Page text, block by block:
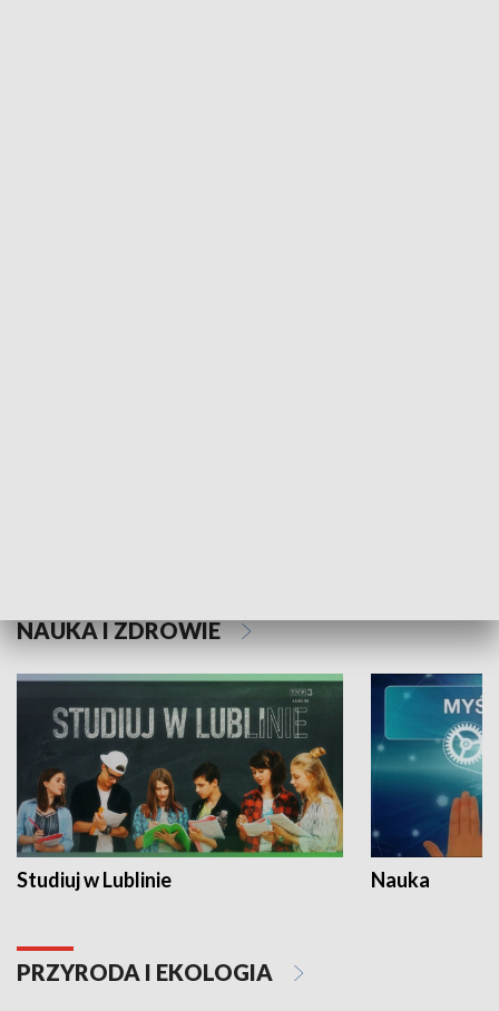
NAUKA I ZDROWIE
Studiuj w Lublinie Nauka
PRZYRODA I EKOLOGIA